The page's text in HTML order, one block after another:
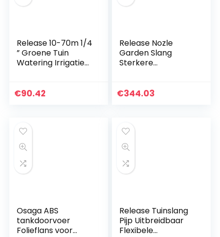
Release 10-70m 1/4
” Groene Tuin
Watering Irrigatie
Irrring System 4 /
€90.42
Release Nozle
Garden Slang
Sterkere
Flexibele Magic
: 50ft)
€344.03
Osaga ABS
tankdoorvoer
Folieflans voor
Release Tuinslang
Pijp Uitbreidbaar
Flexibele